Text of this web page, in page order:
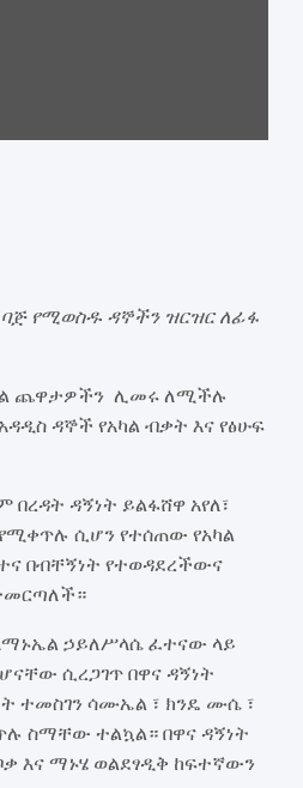
ባጅ የሚወስዱ ዳኞችን ዝርዝር ለፊፋ
ጨዋታዎችን ሊመሩ ለሚችሉ
ዳኞች የአካል ብቃት እና የፅሁፍ
ዳኝነት ይልፋሸዋ አየለ፣
ሲሆን የተሰጠው የአካል
በብቸኝነት የተወዳደረችውና
ኃይለሥላሴ ፈተናው ላይ
ሲረጋገጥ በዋና ዳኝነት
ተመስገን ሳሙኤል ፣ ክንዴ ሙሴ ፣
ስማቸው ተልኳል። በዋና ዳኝነት
እና ማኑሄ ወልደፃዲቅ ከፍተኛውን